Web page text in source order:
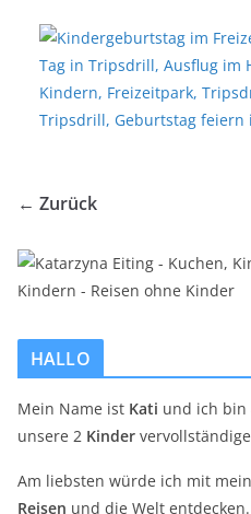
← Zurück
HALLO
Mein Name ist Kati und ich bin
unsere 2 Kinder
Am liebsten würde ich mit
Reisen und die Welt